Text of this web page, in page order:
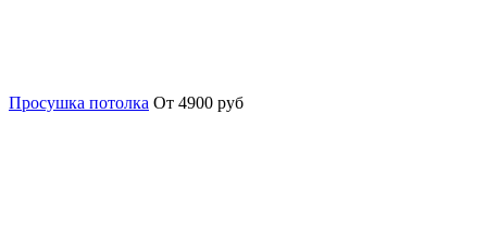
Просушка потолка От 4900 руб